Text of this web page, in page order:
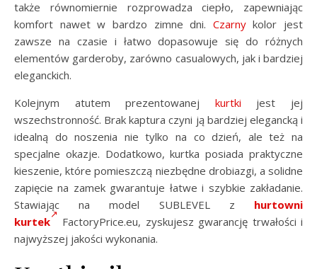
także równomiernie rozprowadza ciepło, zapewniając
komfort nawet w bardzo zimne dni. Czarnykolor jest
zawsze na czasie i łatwo dopasowuje się do różnych
elementów garderoby, zarówno casualowych, jak i bardziej
eleganckich.
Kolejnym atutem prezentowanej kurtki jest jej
wszechstronność. Brak kaptura czyni ją bardziej elegancką i
idealną do noszenia nie tylko na co dzień, ale też na
specjalne okazje. Dodatkowo, kurtka posiada praktyczne
kieszenie, które pomieszczą niezbędne drobiazgi, a solidne
zapięcie na zamek gwarantuje łatwe i szybkie zakładanie.
Stawiając na model SUBLEVEL z hurtowni
kurtek
FactoryPrice.eu, zyskujesz gwarancję trwałości i
najwyższej jakości wykonania.